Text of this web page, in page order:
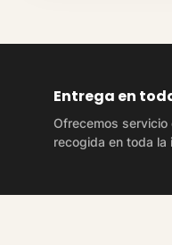
Entrega en
Ofrecemos
recogida en toda la